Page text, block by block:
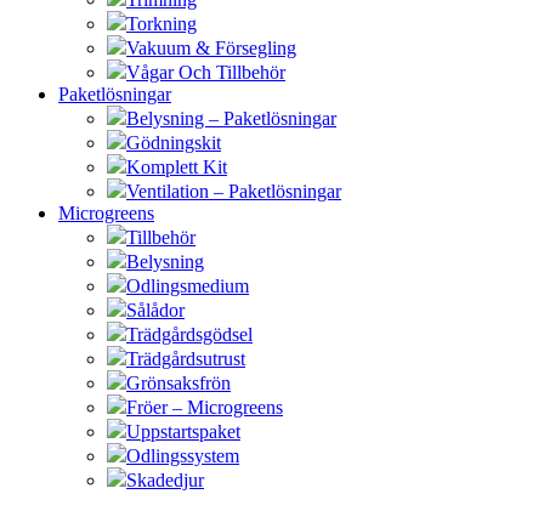
Torkning
Vakuum & Försegling
Vågar Och Tillbehör
Paketlösningar
Belysning – Paketlösningar
Gödningskit
Komplett Kit
Ventilation – Paketlösningar
Microgreens
Tillbehör
Belysning
Odlingsmedium
Sålådor
Trädgårdsgödsel
Trädgårdsutrust
Grönsaksfrön
Fröer – Microgreens
Uppstartspaket
Odlingssystem
Skadedjur